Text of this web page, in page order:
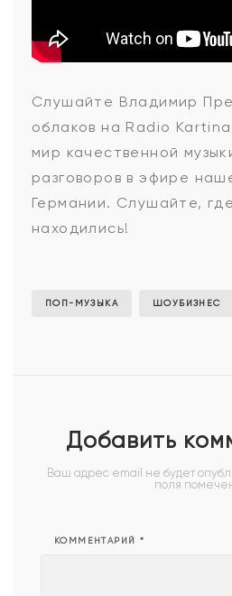
-
Слушайте Владимир
облаков на Radio
мир качественной
разговоров в эфире
Германии. Слушайте,
находились!
ПОП-МУЗЫКА ШОУБИЗНЕС
Добавить
Ваш адрес email не будет
поля
КОММЕНТАРИЙ *